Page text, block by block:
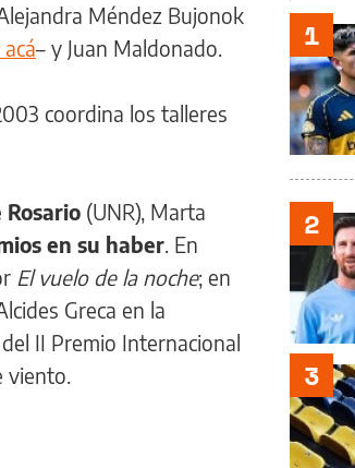
Méndez Bujonok
– y Juan Maldonado.
coordina los talleres
(UNR), Marta
en su haber . En
El vuelo de la noche; en
Greca en la
II Premio Internacional
viento.
1
2
3